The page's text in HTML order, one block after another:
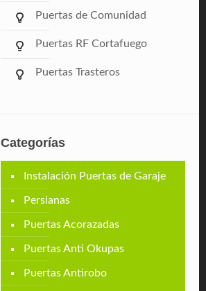
Puertas de Comunidad
Puertas RF Cortafuego
Puertas Trasteros
Categorías
Instalación Puertas de Garaje
Persianas
Puertas Acorazadas
Puertas Anti Okupas
Puertas Antirobo